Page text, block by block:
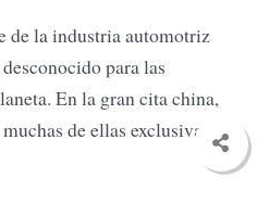
de la industria automotriz
para las
En la gran cita china,
de ellas exclusivas